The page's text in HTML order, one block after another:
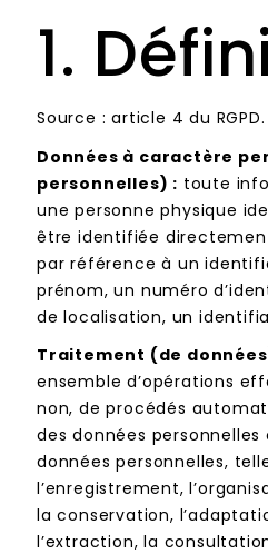
1.
Source : article 4 du RGPD.
Données à caractère
personnelles) : toute
une personne physique
être identifiée
par référence à un
prénom, un numéro
de localisation, un
Traitement (de
ensemble d’opérations
non, de procédés
des données
données personnelles,
l’enregistrement,
la conservation,
l’extraction, la